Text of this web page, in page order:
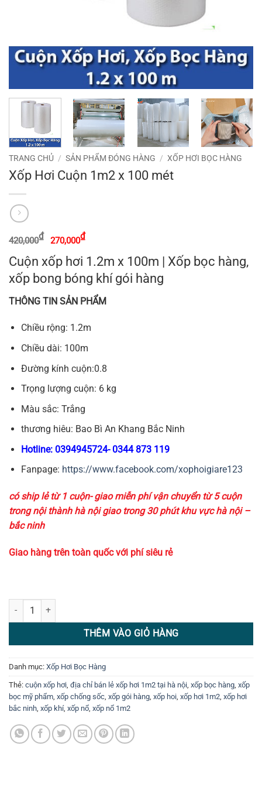
TRANG CHỦ / SẢN PHẨM ĐÓNG HÀNG / XỐP HƠI BỌC HÀNG
Xốp Hơi Cuộn 1m2 x 100 mét
420,000₫
Giá
gốc
là:
420,000₫.
270,000₫Giá
là:
270,000₫.
Cuộn xốp hơi 1.2m x 100m | Xốp bọc hàng,
xốp bong bóng khí gói hàng
THÔNG TIN SẢN PHẨM
Chiều rộng: 1.2m
Chiều dài: 100m
Đường kính cuộn:0.8
Trọng lượng cuộn: 6 kg
Màu sắc: Trắng
thương hiêu: Bao Bì An Khang Bắc Ninh
Hotline: 0394945724- 0344 873 119
Fanpage: https://www.facebook.com/xophoigiare123
có ship lẻ từ 1 cuộn- giao miễn phí vận chuyển từ 5 cuộn
trong nội thành hà nội giao trong 30 phút khu vực hà nội –
bắc ninh
Giao hàng trên toàn quốc với phí siêu rẻ
Xốp Hơi Cuộn 1m2 x 100 mét số lượng
THÊM VÀO GIỎ HÀNG
Danh mục: Xốp Hơi Bọc Hàng
Thẻ: cuộn xốp hơi địa chỉ bán lẻ xốp hơi 1m2 tại hà nội xốp bọc hàng xốp
bọc mỹ phẩm xốp chống sốc xốp gói hàng xốp hoi xốp hơi 1m2 xốp hơi
bắc ninh xốp khí, xốp nổ xốp nổ 1m2